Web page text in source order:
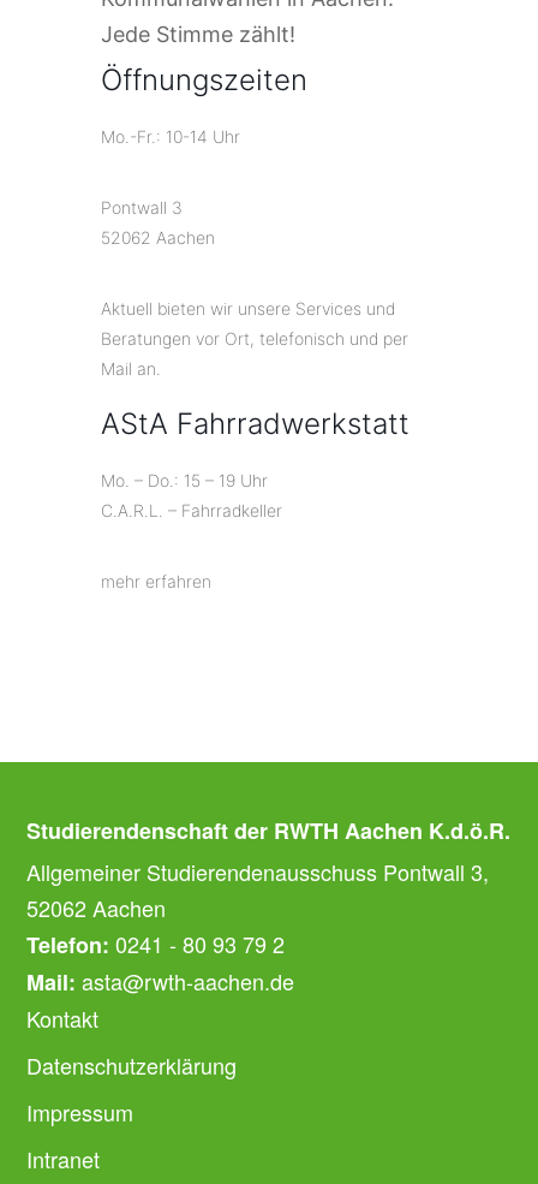
Jede Stimme zählt!
Öffnungszeiten
Mo.-Fr.: 10-14 Uhr
Pontwall 3
52062 Aachen
Aktuell bieten wir unsere Services und
Beratungen vor Ort, telefonisch und per
Mail an.
AStA Fahrradwerkstatt
Mo. – Do.: 15 – 19 Uhr
C.A.R.L. – Fahrradkeller
mehr erfahren
Studierendenschaft der RWTH Aachen K.d.ö.R.
Allgemeiner Studierendenausschuss Pontwall 3,
52062 Aachen
Telefon: 0241 - 80 93 79 2
Mail: asta@rwth-aachen.de
Kontakt
Datenschutzerklärung
Impressum
Intranet